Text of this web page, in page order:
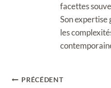
facettes
Son expertise
les
Navigation
PRÉCÉDENT